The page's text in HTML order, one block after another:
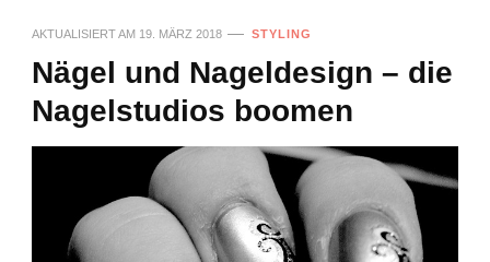
AKTUALISIERT AM 19. MÄRZ 2018 STYLING
Nägel und Nageldesign – die
Nagelstudios boomen